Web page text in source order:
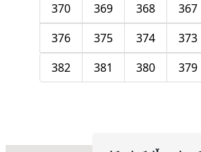
367
368
369
370
373
374
375
376
379
380
381
382